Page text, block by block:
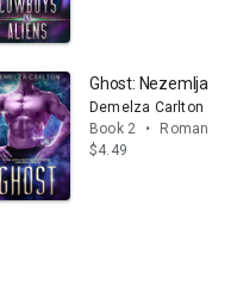
(Slovenska izdaja):
Ghost:
Demelza Carlton
Book 2
•
Romance
$4.49